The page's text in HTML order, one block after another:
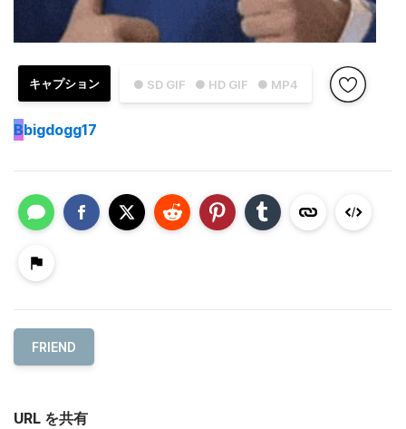
● SD GIF ● HD GIF ● MP4
キャプション
Bbigdogg17
FRIEND
URL を共有